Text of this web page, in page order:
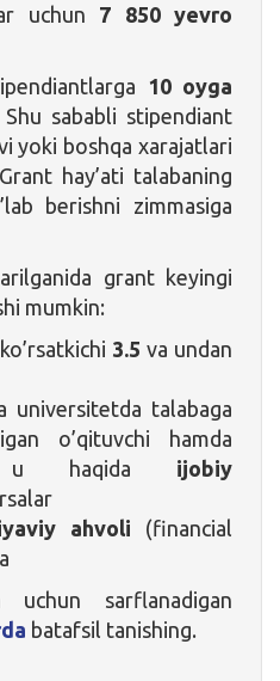
uchun 7 850 yevro
10 oyga
sababli stipendiant
yoki boshqa xarajatlari
hay’ati talabaning
berishni zimmasiga
grant keyingi
mumkin:
ko’rsatkichi 3.5 va undan
universitetda talabaga
o’qituvchi hamda
u haqida ijobiy
ahvoli (financial
uchun sarflanadigan
batafsil tanishing.